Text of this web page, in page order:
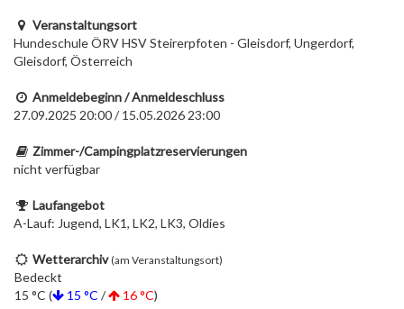
Veranstaltungsort
Hundeschule ÖRV HSV Steirerpfoten - Gleisdorf, Ungerdorf,
Gleisdorf, Österreich
Anmeldebeginn / Anmeldeschluss
27.09.2025 20:00 / 15.05.2026 23:00
Zimmer-/Campingplatzreservierungen
nicht verfügbar
Laufangebot
A-Lauf: Jugend, LK1, LK2, LK3, Oldies
Wetterarchiv (am Veranstaltungsort)
Bedeckt
15 °C (
15 °C / 16 °C)